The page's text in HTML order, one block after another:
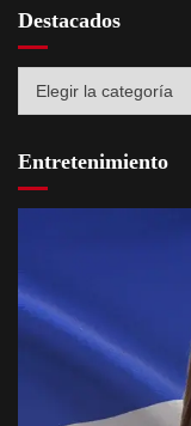
Destacados
Entretenimiento